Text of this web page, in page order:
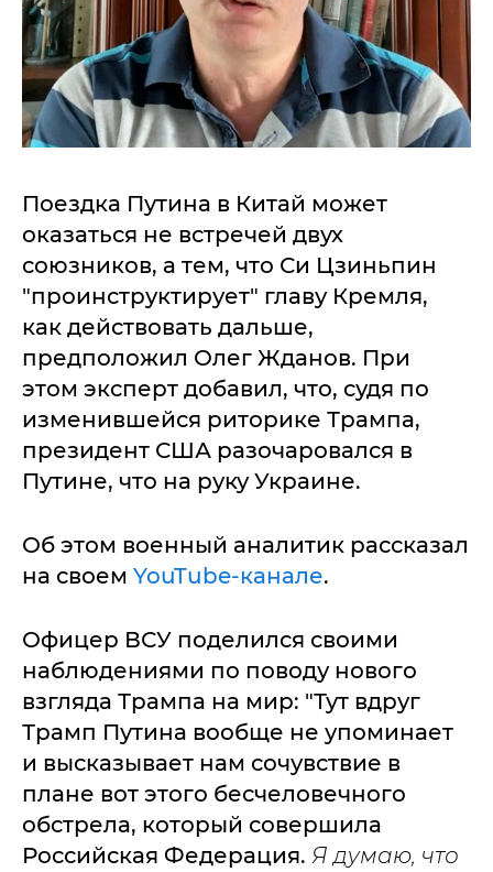
Поездка Путина в Китай может
оказаться не встречей двух
союзников, а тем, что Си Цзиньпин
"проинструктирует" главу Кремля,
как действовать дальше,
предположил Олег Жданов. При
этом эксперт добавил, что, судя по
изменившейся риторике Трампа,
президент США разочаровался в
Путине, что на руку Украине.
Об этом военный аналитик рассказал
на своем YouTube-канале.
Офицер ВСУ поделился своими
наблюдениями по поводу нового
взгляда Трампа на мир: "Тут вдруг
Трамп Путина вообще не упоминает
и высказывает нам сочувствие в
плане вот этого бесчеловечного
обстрела, который совершила
Российская Федерация. Я думаю, что